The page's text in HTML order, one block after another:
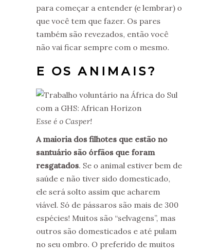
para começar a entender (e lembrar) o
que você tem que fazer. Os pares
também são revezados, então você
não vai ficar sempre com o mesmo.
E OS ANIMAIS?
Esse é o Casper!
A maioria dos filhotes que estão no
santuário são órfãos que foram
resgatados. Se o animal estiver bem de
saúde e não tiver sido domesticado,
ele será solto assim que acharem
viável. Só de pássaros são mais de 300
espécies! Muitos são “selvagens”, mas
outros são domesticados e até pulam
no seu ombro. O preferido de muitos